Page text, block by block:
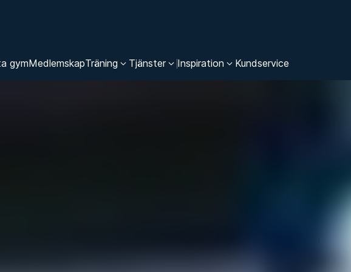
gymMedlemskapTräning Tjänster Inspiration Kundservice